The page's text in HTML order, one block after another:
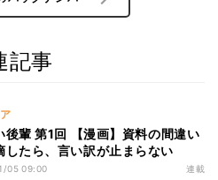
記事
後輩 第1回 【漫画】資料の間違い
したら、言い訳が止まらない
05 09:00 連載